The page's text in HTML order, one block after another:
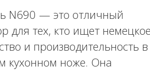
N690 — это отличный
для тех, кто ищет
и производительность в
кухонном ноже. Она